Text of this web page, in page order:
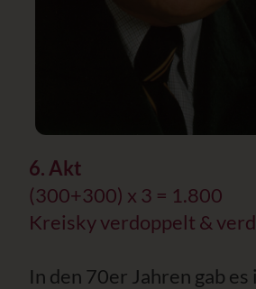
6. Akt
(300+300) x 3 = 1.800
Kreisky verdoppelt &
In den 70er Jahren gab